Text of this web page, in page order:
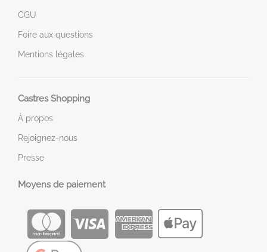
CGU
Foire aux questions
Mentions légales
Castres Shopping
À propos
Rejoignez-nous
Presse
Moyens de paiement